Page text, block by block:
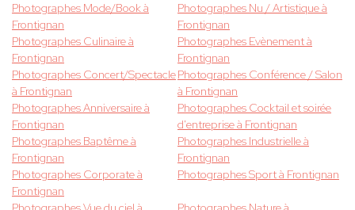
Photographes Mode/Book à
Frontignan
Photographes Nu / Artistique à
Frontignan
Photographes Culinaire à
Frontignan
Photographes Evènement à
Frontignan
Photographes Concert/Spectacle
à Frontignan
Photographes Conférence / Salon
à Frontignan
Photographes Anniversaire à
Frontignan
Photographes Cocktail et soirée
d'entreprise à Frontignan
Photographes Baptême à
Frontignan
Photographes Industrielle à
Frontignan
Photographes Corporate à
Frontignan
Photographes Sport à Frontignan